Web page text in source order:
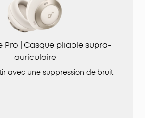
Pro | Casque pliable supra-
auriculaire
avec une suppression de bruit